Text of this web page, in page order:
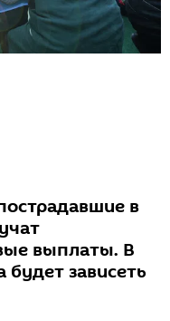
в
выплаты. В
зависеть